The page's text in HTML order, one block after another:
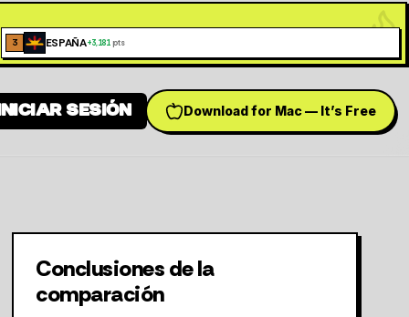
3 ESPAÑA+3,181pts
languageSESIÓN Download for Mac — It’s Free
Conclusiones de la
comparación